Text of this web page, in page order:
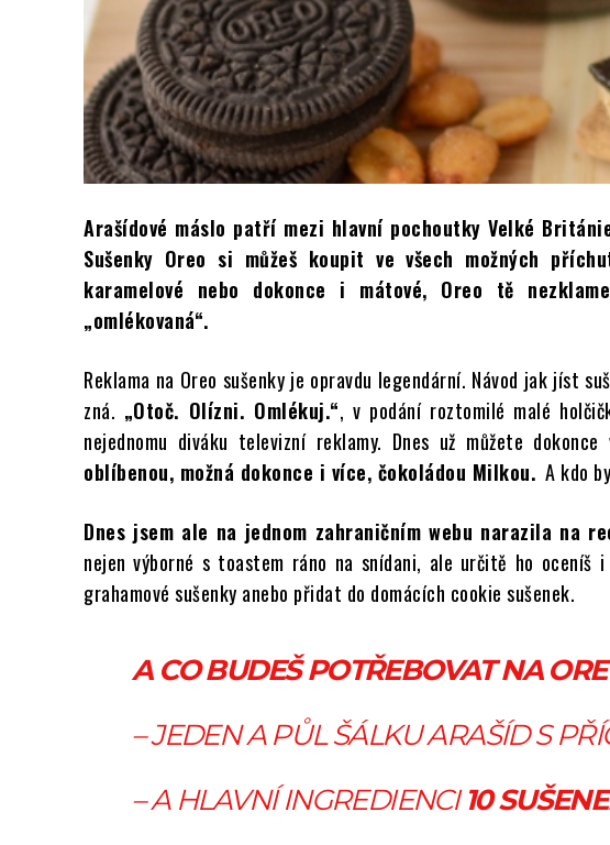
Arašídové máslo patří mezi hlavní pochoutky Velké
Sušenky Oreo si můžeš koupit ve všech možných
karamelové nebo dokonce i mátové, Oreo tě
„omlékovaná“.
Reklama na Oreo sušenky je opravdu legendární. Návod jak jíst
zná. „Otoč. Olízni. Omlékuj.“, v podání roztomilé malé
nejednomu diváku televizní reklamy. Dnes už můžete
oblíbenou, možná dokonce i více, čokoládou Milkou. A kdo
Dnes jsem ale na jednom zahraničním webu narazila na
nejen výborné s toastem ráno na snídani, ale určitě ho
grahamové sušenky anebo přidat do domácích cookie sušenek.
A CO BUDEŠ POTŘEBOVAT NA
– JEDEN A PŮL ŠÁLKU ARAŠÍD S
– A HLAVNÍ INGREDIENCI10